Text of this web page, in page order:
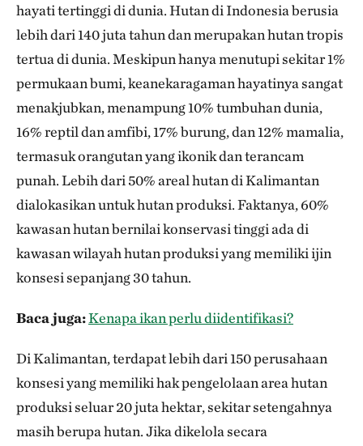
hayati tertinggi di dunia. Hutan di Indonesia berusia
lebih dari 140 juta tahun dan merupakan hutan tropis
tertua di dunia. Meskipun hanya menutupi sekitar 1%
permukaan bumi, keanekaragaman hayatinya sangat
menakjubkan, menampung 10% tumbuhan dunia,
16% reptil dan amfibi, 17% burung, dan 12% mamalia,
termasuk orangutan yang ikonik dan terancam
punah. Lebih dari 50% areal hutan di Kalimantan
dialokasikan untuk hutan produksi. Faktanya, 60%
kawasan hutan bernilai konservasi tinggi ada di
kawasan wilayah hutan produksi yang memiliki ijin
konsesi sepanjang 30 tahun.
Baca juga:Kenapa ikan perlu diidentifikasi?
Di Kalimantan, terdapat lebih dari 150 perusahaan
konsesi yang memiliki hak pengelolaan area hutan
produksi seluar 20 juta hektar, sekitar setengahnya
masih berupa hutan. Jika dikelola secara